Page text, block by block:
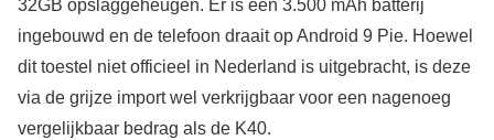
32GB opslaggeheugen. Er is een 3.500 mAh batterij
ingebouwd en de telefoon draait op Android 9 Pie. Hoewel
dit toestel niet officieel in Nederland is uitgebracht, is deze
via de grijze import wel verkrijgbaar voor een nagenoeg
vergelijkbaar bedrag als de K40.